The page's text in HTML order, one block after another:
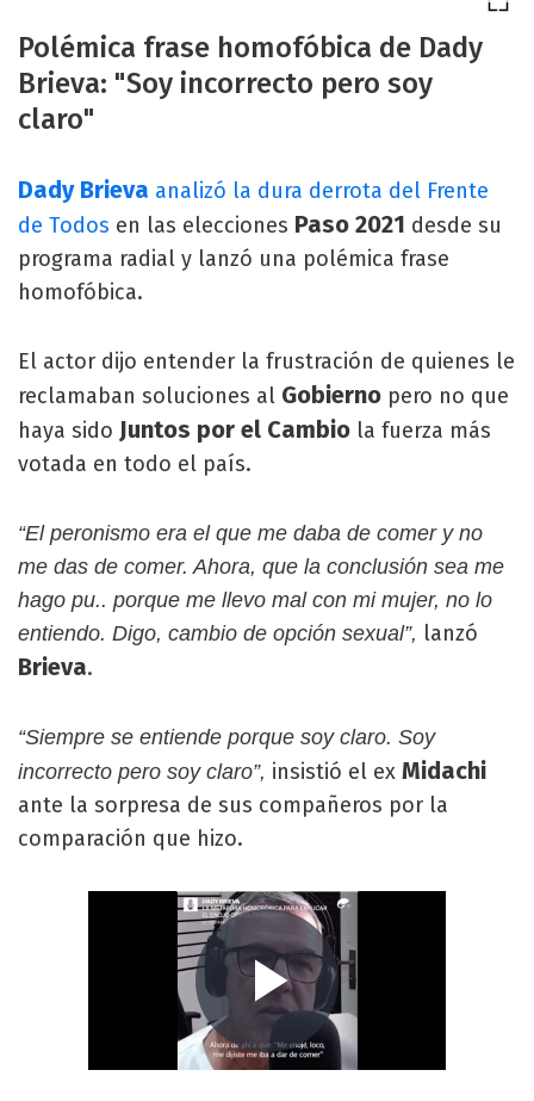
Polémica frase homofóbica de Dady
Brieva: "Soy incorrecto pero soy
claro"
Dady Brieva analizó la dura derrota del Frente
de Todos en las elecciones Paso 2021 desde su
programa radial y lanzó una polémica frase
homofóbica.
El actor dijo entender la frustración de quienes le
reclamaban soluciones al Gobierno pero no que
haya sido Juntos por el Cambio la fuerza más
votada en todo el país.
“El peronismo era el que me daba de comer y no
me das de comer. Ahora, que la conclusión sea me
hago pu.. porque me llevo mal con mi mujer, no lo
entiendo. Digo, cambio de opción sexual”, lanzó
Brieva.
“Siempre se entiende porque soy claro. Soy
incorrecto pero soy claro”, insistió el ex Midachi
ante la sorpresa de sus compañeros por la
comparación que hizo.